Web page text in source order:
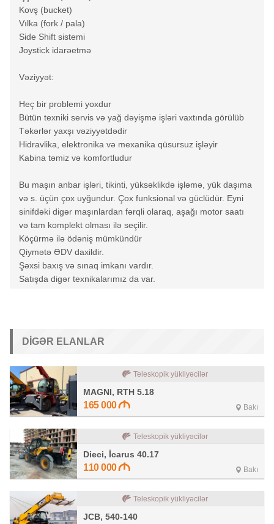
Kovş (bucket)
Vılka (fork / pala)
Side Shift sistemi
Joystick idarəetmə
Vəziyyət:
Heç bir problemi yoxdur
Bütün texniki servis və yağ dəyişmə işləri vaxtında görülüb
Təkərlər yaxşı vəziyyətdədir
Hidravlika, elektronika və mexanika qüsursuz işləyir
Kabina təmiz və komfortludur
Bu maşın anbar işləri, tikinti, yüksəklikdə işləmə, yük daşıma
və s. üçün çox uyğundur. Çox funksional və güclüdür. Eyni
sinifdəki digər maşınlardan fərqli olaraq, aşağı motor saatı
və tam komplekt olması ilə seçilir.
Köçürmə ilə ödəniş mümkündür
Qiymətə ƏDV daxildir.
Şəxsi baxış və sınaq imkanı vardır.
Satışda digər texnikalarımız da var.
DIGƏR ELANLAR
Teleskopik yükliyəcilər
MAGNI, RTH 5.18
165 000 Bakı
Teleskopik yükliyəcilər
Dieci, İcarus 40.17
110 000 Bakı
Teleskopik yükliyəcilər
JCB, 540-140